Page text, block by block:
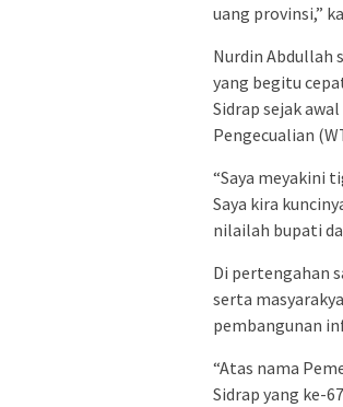
uang provinsi,”
Nurdin Abdullah
yang begitu
Sidrap sejak
Pengecualian
“Saya meyakini
Saya kira
nilailah bupati
Di pertengahan
serta
pembangunan
“Atas nama
Sidrap yang ke-